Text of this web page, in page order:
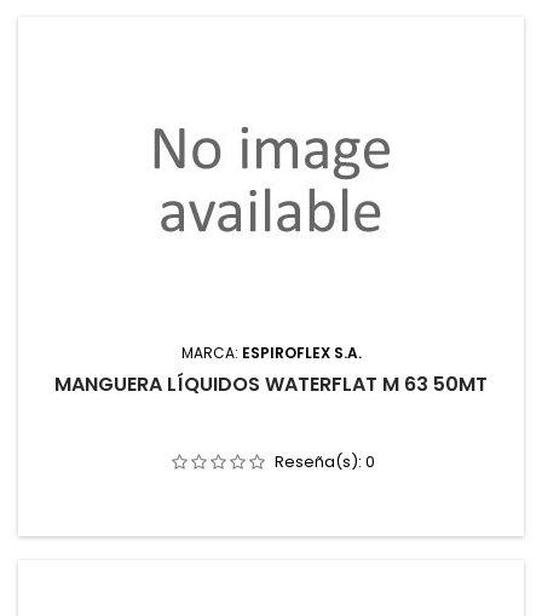
MARCA: ESPIROFLEX S.A.
MANGUERA LÍQUIDOS WATERFLAT M 63 50MT
Reseña(s): 0